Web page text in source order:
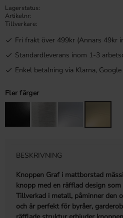
Lagerstatus
Artikelnr
Tillverkare
Fri frakt över 499kr (Annars 49kr
Standardleverans inom 1-3
Enkel betalning via Klarna,
Fler färger
BESKRIVNING
Knoppen Graf i mattborstad
knopp med en räfflad design
Tillverkad i metall, påminner den
och är perfekt för byråer,